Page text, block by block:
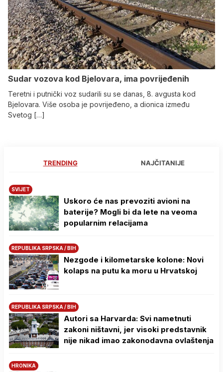
Sudar vozova kod Bjelovara, ima povrijeđenih
Teretni i putnički voz sudarili su se danas, 8. avgusta kod
Bjelovara. Više osoba je povrijeđeno, a dionica između
Svetog […]
TRENDING NAJČITANIJE
SVIJET
Uskoro će nas prevoziti avioni na
baterije? Mogli bi da lete na veoma
popularnim relacijama
REPUBLIKA SRPSKA / BIH
Nezgode i kilometarske kolone: Novi
kolaps na putu ka moru u Hrvatskoj
REPUBLIKA SRPSKA / BIH
Autori sa Harvarda: Svi nametnuti
zakoni ništavni, jer visoki predstavnik
nije nikad imao zakonodavna ovlaštenja
HRONIKA